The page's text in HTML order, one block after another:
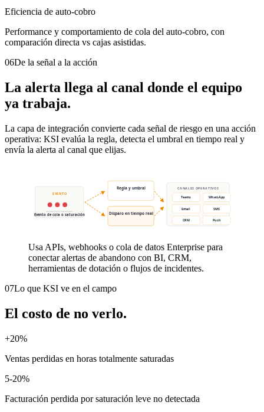
Eficiencia de auto-cobro
Performance y comportamiento de cola del auto-cobro, con
comparación directa vs cajas asistidas.
06De la señal a la acción
La alerta llega al canal donde el equipo
ya trabaja.
La capa de integración convierte cada señal de riesgo en una acción
operativa: KSI evalúa la regla, detecta el umbral en tiempo real y
envía la alerta al canal que elijas.
EVENTO
Evento de cola o saturación
Regla y umbral
Disparo en tiempo real
CANALES OPERATIVOS
Teams
WhatsApp
Email SMS
CRM Push
Usa APIs, webhooks o cola de datos Enterprise para
conectar alertas de abandono con BI, CRM,
herramientas de dotación o flujos de incidentes.
07Lo que KSI ve en el campo
El costo de no verlo.
+20%
Ventas perdidas en horas totalmente saturadas
5-20%
Facturación perdida por saturación leve no detectada